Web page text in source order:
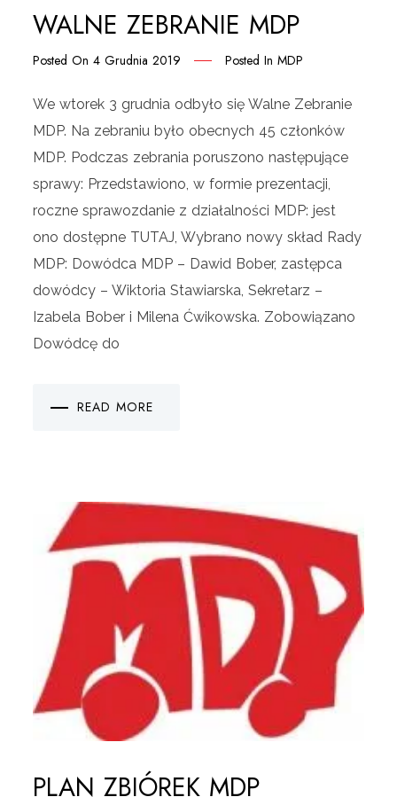
WALNE ZEBRANIE MDP
Posted On4 Grudnia 2019 Posted InMDP
We wtorek 3 grudnia odbyło się Walne Zebranie
MDP. Na zebraniu było obecnych 45 członków
MDP. Podczas zebrania poruszono następujące
sprawy: Przedstawiono, w formie prezentacji,
roczne sprawozdanie z działalności MDP: jest
ono dostępne TUTAJ, Wybrano nowy skład Rady
MDP: Dowódca MDP – Dawid Bober, zastępca
dowódcy – Wiktoria Stawiarska, Sekretarz –
Izabela Bober i Milena Ćwikowska. Zobowiązano
Dowódcę do
READ MORE
PLAN ZBIÓREK MDP